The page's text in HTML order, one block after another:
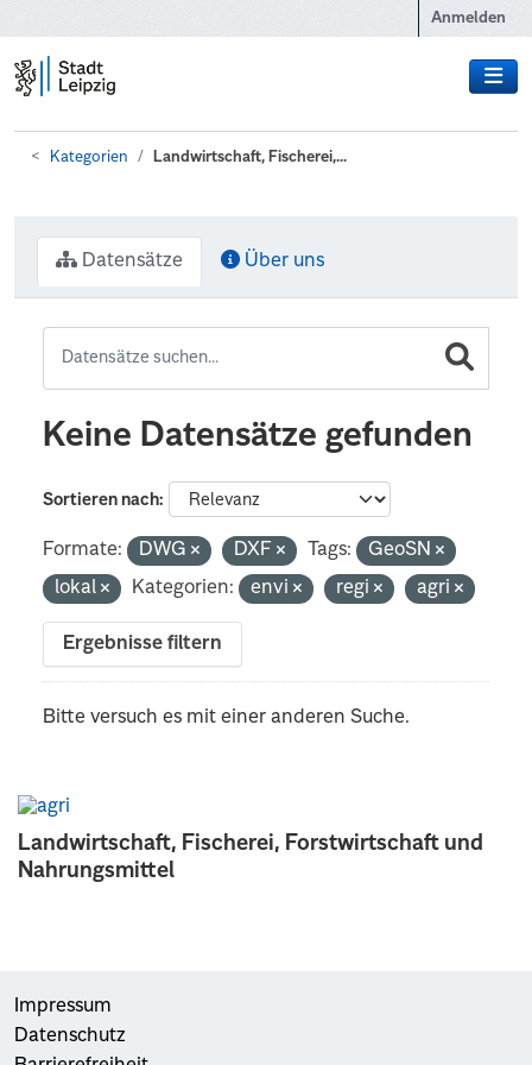
Anmelden
Kategorien Landwirtschaft, Fischerei,...
Landwirtschaft, Fischerei, Forstwirtschaft und
Nahrungsmittel
Datensätze Über uns
Keine Datensätze gefunden
Sortieren nach
Formate: DWG DXF Tags:
GeoSN
lokal
Kategorien: envi regi agri
Ergebnisse filtern
Bitte versuch es mit einer anderen Suche.
Impressum
Datenschutz